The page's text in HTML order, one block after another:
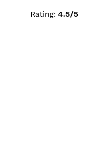
Rating: 4.5/5